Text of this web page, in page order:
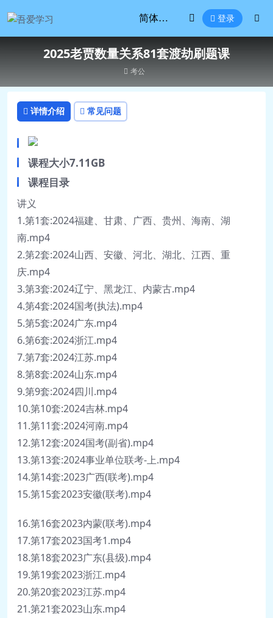
登录
2025老贾数量关系81套渡劫刷题课
考公
详情介绍 常见问题
课程大小7.11GB
课程目录
讲义
1.第1套:2024福建、甘肃、广西、贵州、海南、湖
南.mp4
2.第2套:2024山西、安徽、河北、湖北、江西、重
庆.mp4
3.第3套:2024辽宁、黑龙江、内蒙古.mp4
4.第4套:2024国考(执法).mp4
5.第5套:2024广东.mp4
6.第6套:2024浙江.mp4
7.第7套:2024江苏.mp4
8.第8套:2024山东.mp4
9.第9套:2024四川.mp4
10.第10套:2024吉林.mp4
11.第11套:2024河南.mp4
12.第12套:2024国考(副省).mp4
13.第13套:2024事业单位联考-上.mp4
14.第14套:2023广西(联考).mp4
15.第15套2023安徽(联考).mp4
16.第16套2023内蒙(联考).mp4
17.第17套2023国考1.mp4
18.第18套2023广东(县级).mp4
19.第19套2023浙江.mp4
20.第20套2023江苏.mp4
21.第21套2023山东.mp4